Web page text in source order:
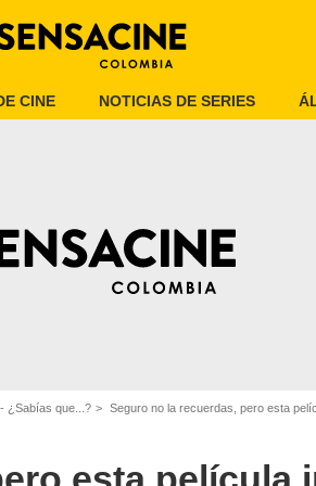
CINE NOTICIAS DE SERIES
¿Sabías que...? Seguro no la recuerdas, pero esta